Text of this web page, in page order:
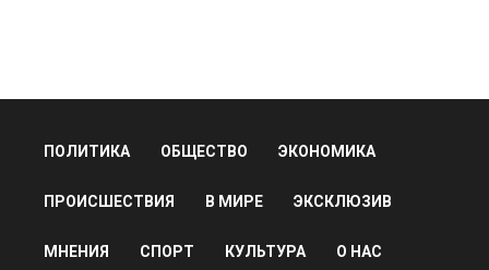
ПОЛИТИКА ОБЩЕСТВО ЭКОНОМИКА
ПРОИСШЕСТВИЯ В МИРЕ ЭКСКЛЮЗИВ
МНЕНИЯ СПОРТ КУЛЬТУРА О НАС